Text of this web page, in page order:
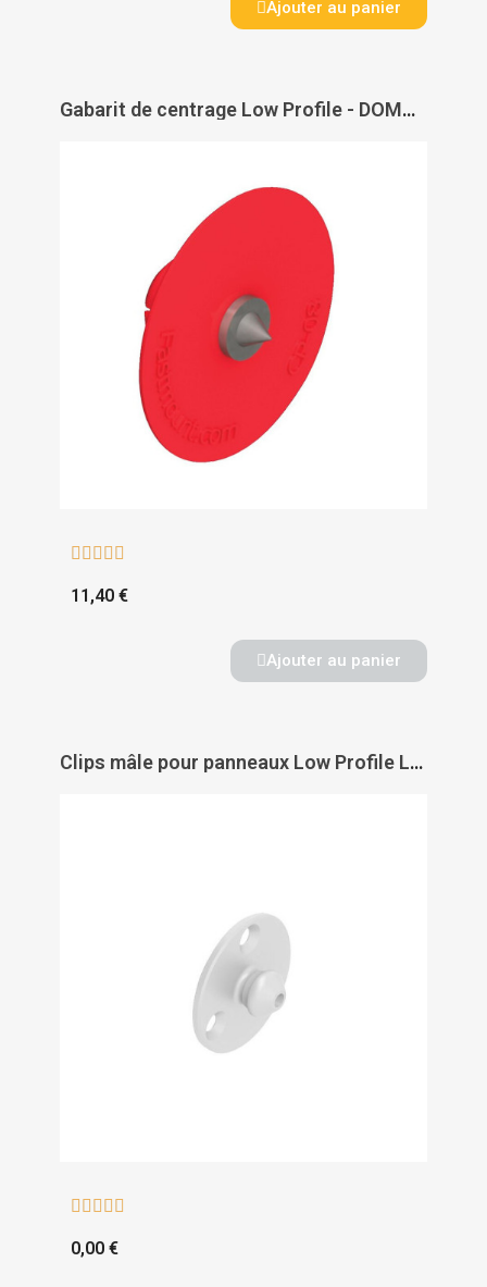
Ajouter au panier
Gabarit de centrage Low Profile - DOMARINE
    
11,40 €
Ajouter au panier
Clips mâle pour panneaux Low Profile LP-SM8H - DOMARINE
    
0,00 €